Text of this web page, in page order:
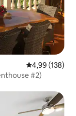
4,99 de uma
4,99 (138)
#2)